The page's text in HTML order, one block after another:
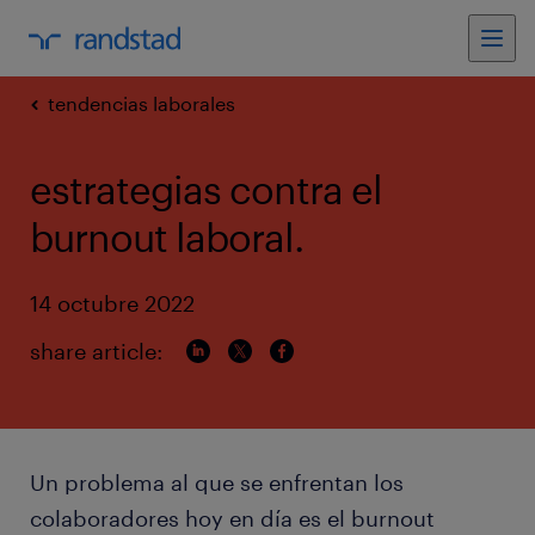
tendencias laborales
estrategias contra el
burnout laboral.
14 octubre 2022
share article:
Un problema al que se enfrentan los
colaboradores hoy en día es el burnout